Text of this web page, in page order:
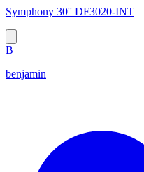
Symphony 30'' DF3020-INT
B
benjamin